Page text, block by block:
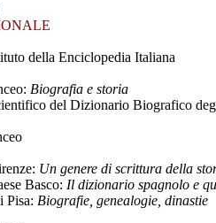
della Enciclopedia Italiana
Biografia e storia
del Dizionario Biografico
Un genere di scrittura della
Basco: Il dizionario spagnolo e
Pisa: Biografie, genealogie, dinastie